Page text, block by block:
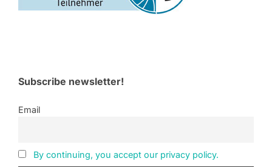
Subscribe newsletter!
Email
By continuing, you accept our privacy policy.